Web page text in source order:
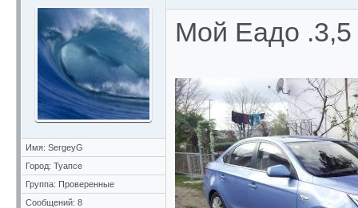
Имя: SergeyG
Город: Туапсе
Группа: Проверенные
Сообщений: 8
Мой Еадо .3,5